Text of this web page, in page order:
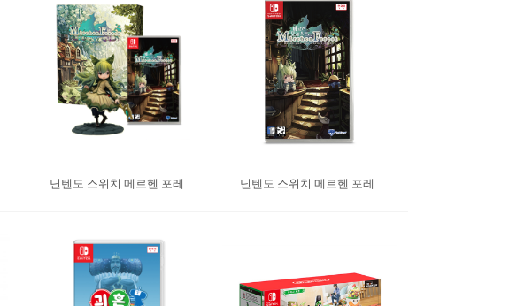
닌텐도 스위치 메르헨 포레.. 닌텐도 스위치 메르헨 포레..